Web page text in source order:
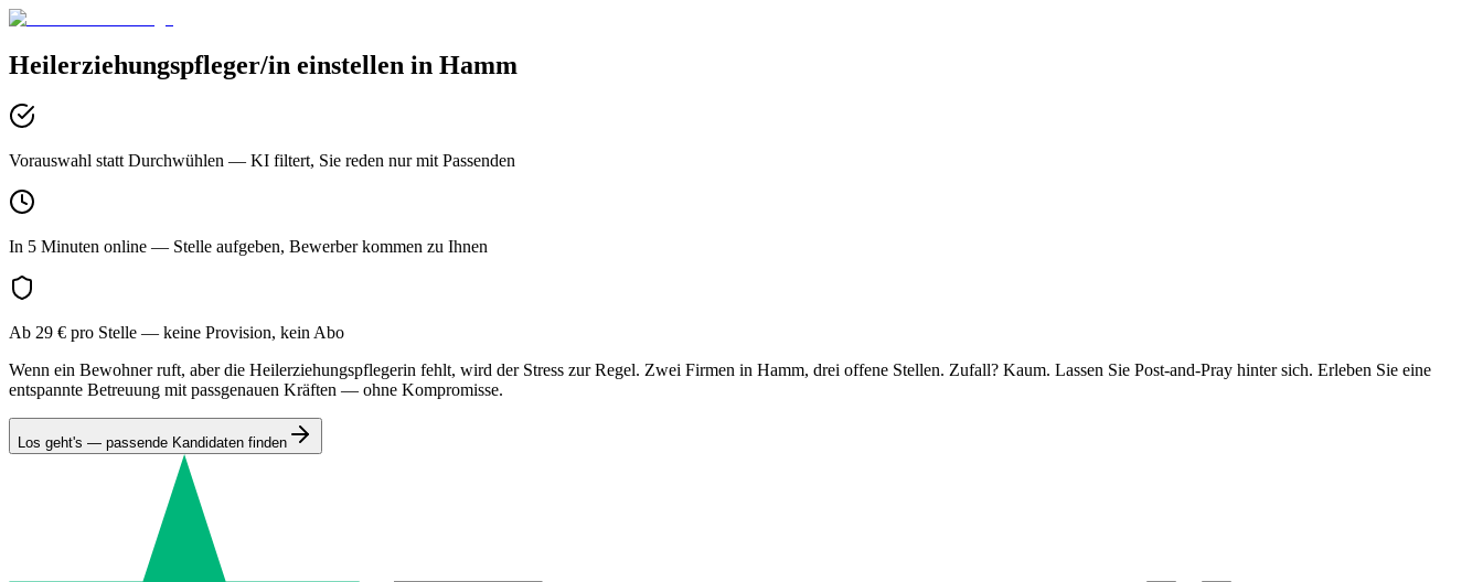
Heilerziehungspfleger/in einstellen in Hamm
Vorauswahl statt Durchwühlen — KI filtert, Sie reden nur mit Passenden
In 5 Minuten online — Stelle aufgeben, Bewerber kommen zu Ihnen
Ab 29 € pro Stelle — keine Provision, kein Abo
Wenn ein Bewohner ruft, aber die Heilerziehungspflegerin fehlt, wird der Stress zur Regel. Zwei Firmen in Hamm, drei offene Stellen. Zufall? Kaum. Lassen Sie Post-and-Pray hinter sich. Erleben Sie eine
entspannte Betreuung mit passgenauen Kräften — ohne Kompromisse.
Los geht's — passende Kandidaten finden